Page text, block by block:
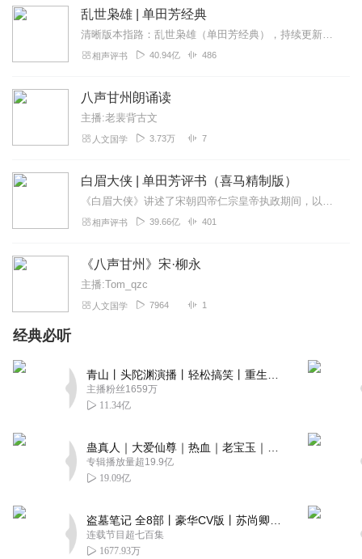
乱世枭雄 | 单田芳经典
清晰版本指路：乱世枭雄（单田芳经典），持续更新中《乱世枭雄》讲的是东北王张作霖和其子少帅张学良的传奇故事，是著名评书艺术家单田芳先生根据大量的历史材料和广为流传...
相声评书 40.94亿 486
八声甘州朗诵读
主播:老裴背古文
人文国学 3.73万 7
白眉大侠 | 单田芳评书（喜马精制版）
《白眉大侠》讲述了宋朝四帝仁宗皇帝执政期间，以徐良、白云瑞为书胆，包括七侠、大五义、小五义、小七杰等众开封府校尉，在八王赵德芳、包拯、颜查散等清官的支持下，为保...
相声评书 39.66亿 401
《八声甘州》宋·柳永
主播:Tom_qzc
人文国学 7964 1
经典必听
主播粉丝1659万
11.34亿
专辑播放量超19.9亿
19.09亿
连载节目超七百集
1677.93万